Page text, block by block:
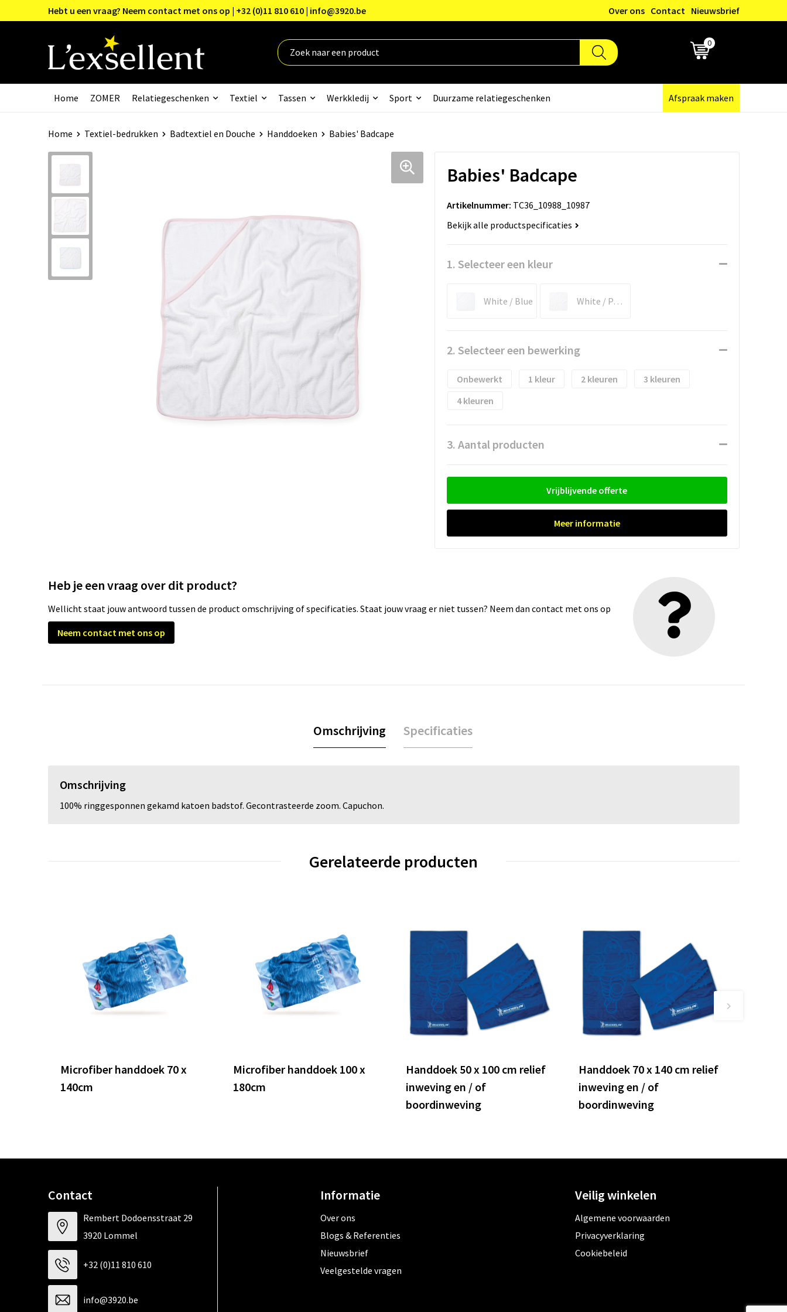
Hebt u een vraag? Neem contact met ons op | +32 (0)11 810 610 | info@3920.be Over ons Contact Nieuwsbrief
0
Home ZOMER Relatiegeschenken Textiel Tassen Werkkledij Sport Duurzame relatiegeschenken Afspraak maken
Home Textiel-bedrukken Badtextiel en Douche Handdoeken Babies' Badcape
Babies' Badcape
Artikelnummer: TC36_10988_10987
Bekijk alle productspecificaties
1. Selecteer een kleur
White / Blue White / Pale Pink
2. Selecteer een bewerking
Onbewerkt 1 2
3
4
3. Aantal producten
Vrijblijvende offerte
Meer informatie
Heb je een vraag over dit product?
Wellicht staat jouw antwoord tussen de product omschrijving of specificaties. Staat jouw vraag er niet tussen? Neem dan contact met ons op
Neem contact met ons op
Omschrijving Specificaties
Omschrijving
100% ringgesponnen gekamd katoen badstof. Gecontrasteerde zoom. Capuchon.
Gerelateerde producten
Microfiber handdoek 70 x
140cm
Microfiber handdoek 100 x
180cm
Handdoek 50 x 100 cm relief
inweving en / of
boordinweving
Handdoek 70 x 140 cm relief
inweving en / of
boordinweving
Contact
Rembert Dodoensstraat 29
3920 Lommel
+32 (0)11 810 610
info@3920.be
Informatie
Over ons
Blogs & Referenties
Nieuwsbrief
Veelgestelde vragen
Veilig winkelen
Algemene voorwaarden
Privacyverklaring
Cookiebeleid